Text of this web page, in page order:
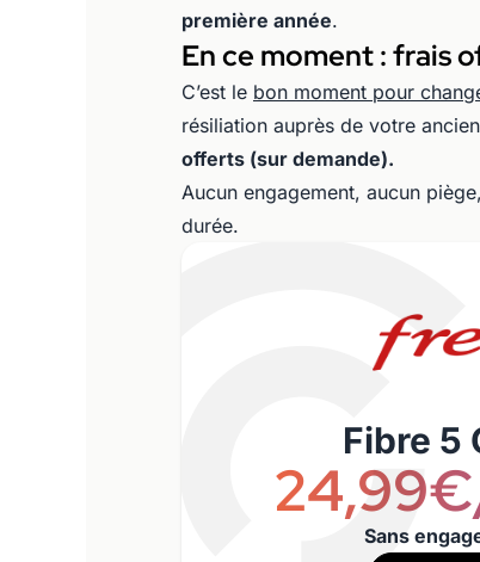
première année.
En ce moment : frais
C’est le bon moment pour
résiliation auprès de votre
offerts (sur demande).
Aucun engagement, aucun
durée.
Fibre 5
Sans